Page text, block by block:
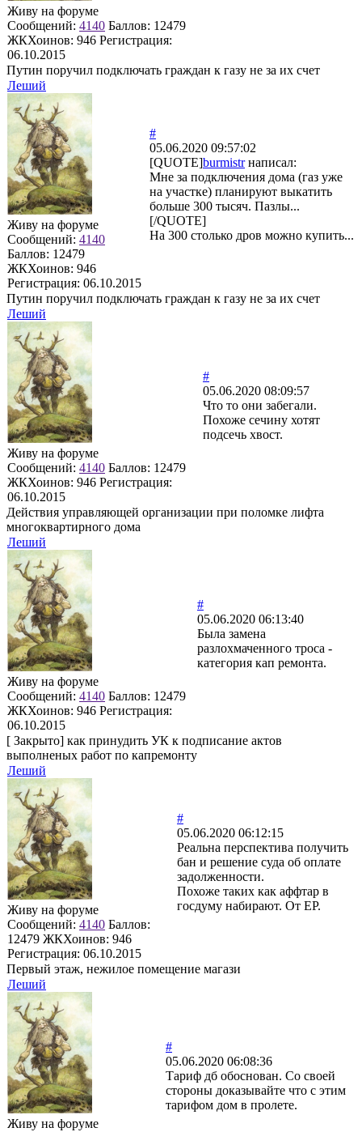
Живу на форуме
Сообщений: 4140 Баллов: 12479
ЖКХоинов: 946 Регистрация:
06.10.2015
Путин поручил подключать граждан к газу не за их счет
Леший
Живу на форуме
Сообщений: 4140
Баллов: 12479
ЖКХоинов: 946
Регистрация: 06.10.2015
#
05.06.2020 09:57:02
[QUOTE]burmistrнаписал:
Мне за подключения дома (газ уже
на участке) планируют выкатить
больше 300 тысяч. Пазлы...
[/QUOTE]
На 300 столько дров можно купить...
Путин поручил подключать граждан к газу не за их счет
Леший
Живу на форуме
Сообщений: 4140 Баллов: 12479
ЖКХоинов: 946 Регистрация:
06.10.2015
#
05.06.2020 08:09:57
Что то они забегали.
Похоже сечину хотят
подсечь хвост.
Действия управляющей организации при поломке лифта
многоквартирного дома
Леший
Живу на форуме
Сообщений: 4140 Баллов: 12479
ЖКХоинов: 946 Регистрация:
06.10.2015
#
05.06.2020 06:13:40
Была замена
разлохмаченного троса -
категория кап ремонта.
[ Закрыто] как принудить УК к подписание актов
выполненых работ по капремонту
Леший
Живу на форуме
Сообщений: 4140 Баллов:
12479 ЖКХоинов: 946
Регистрация: 06.10.2015
#
05.06.2020 06:12:15
Реальна перспектива получить
бан и решение суда об оплате
задолженности.
Похоже таких как аффтар в
госдуму набирают. От ЕР.
Первый этаж, нежилое помещение магази
Леший
Живу на форуме
#
05.06.2020 06:08:36
Тариф дб обоснован. Со своей
стороны доказывайте что с этим
тарифом дом в пролете.